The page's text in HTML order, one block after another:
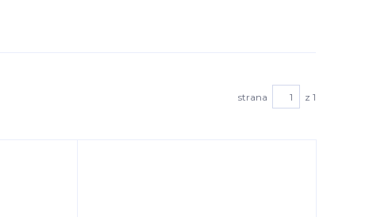
strana z 1